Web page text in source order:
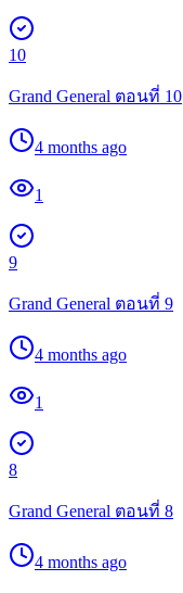
10
Grand General ตอนที่ 10
4 months ago
1
9
Grand General ตอนที่ 9
4 months ago
1
8
Grand General ตอนที่ 8
4 months ago